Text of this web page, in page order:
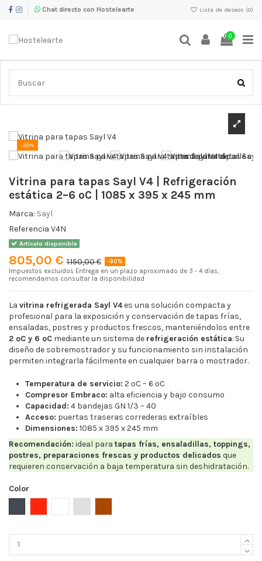
Chat directo con Hostelearte Lista de deseos (0)
0
Inicio Vitrinas expositoras Vitrinas de tapas
Vitrina para tapas
Sayl V4 | Refrigeración estática 2–6 ºC | 1085 x 395 x 245 mm
-30%
Vitrina para tapas Sayl V4 | Refrigeración
estática 2–6 ºC | 1085 x 395 x 245 mm
Marca: Sayl
Referencia V4N
Artículo disponible
805,00 € 1.150,00 €
-30%
Impuestos excluidos Entrega en un plazo aproximado de 3 - 4 días,
recomendamos consultar la disponibilidad
La vitrina refrigerada Sayl V4es una solución compacta y
profesional para la exposición y conservación de tapas frías,
ensaladas, postres y productos frescos, manteniéndolos entre
2 ºC y 6 ºC mediante un sistema de refrigeración estática. Su
diseño de sobremostrador y su funcionamiento sin instalación
permiten integrarla fácilmente en cualquier barra o mostrador.
Temperatura de servicio: 2 ºC – 6 ºC
Compresor Embraco: alta eficiencia y bajo consumo
Capacidad: 4 bandejas GN 1/3 – 40
Acceso: puertas traseras correderas extraíbles
Dimensiones: 1085 x 395 x 245 mm
Recomendación: ideal para tapas frías, ensaladillas, toppings,
postres, preparaciones frescas y productos delicados que
requieren conservación a baja temperatura sin deshidratación.
Color